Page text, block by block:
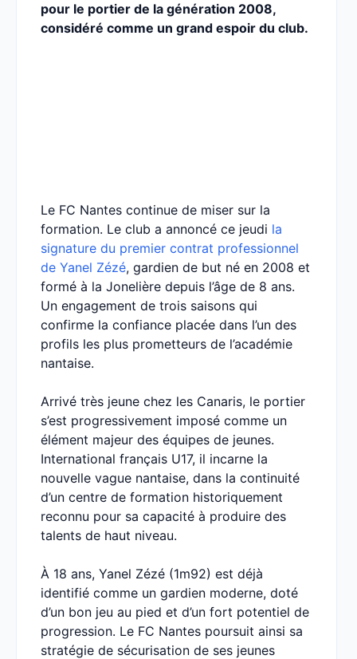
pour le portier de la génération 2008,
considéré comme un grand espoir du club.
Le FC Nantes continue de miser sur la
formation. Le club a annoncé ce jeudi la
signature du premier contrat professionnel
de Yanel Zézé, gardien de but né en 2008 et
formé à la Jonelière depuis l’âge de 8 ans.
Un engagement de trois saisons qui
confirme la confiance placée dans l’un des
profils les plus prometteurs de l’académie
nantaise.
Arrivé très jeune chez les Canaris, le portier
s’est progressivement imposé comme un
élément majeur des équipes de jeunes.
International français U17, il incarne la
nouvelle vague nantaise, dans la continuité
d’un centre de formation historiquement
reconnu pour sa capacité à produire des
talents de haut niveau.
À 18 ans, Yanel Zézé (1m92) est déjà
identifié comme un gardien moderne, doté
d’un bon jeu au pied et d’un fort potentiel de
progression. Le FC Nantes poursuit ainsi sa
stratégie de sécurisation de ses jeunes